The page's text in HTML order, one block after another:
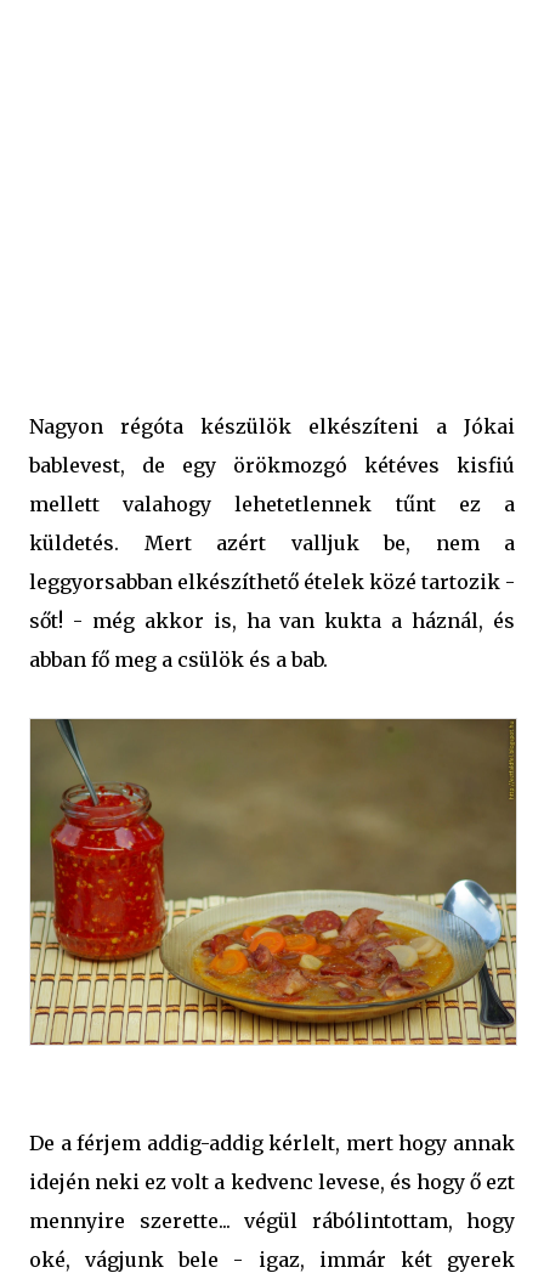
Nagyon régóta készülök elkészíteni a Jókai
bablevest, de egy örökmozgó kétéves kisfiú
mellett valahogy lehetetlennek tűnt ez a
küldetés. Mert azért valljuk be, nem a
leggyorsabban elkészíthető ételek közé tartozik -
sőt! - még akkor is, ha van kukta a háznál, és
abban fő meg a csülök és a bab.
De a férjem addig-addig kérlelt, mert hogy annak
idején neki ez volt a kedvenc levese, és hogy ő ezt
mennyire szerette... végül rábólintottam, hogy
oké, vágjunk bele - igaz, immár két gyerek